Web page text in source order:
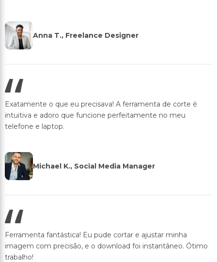
Anna T., Freelance Designer
Exatamente o que eu precisava! A ferramenta de corte é
intuitiva e adoro que funcione perfeitamente no meu
telefone e laptop.
Michael K., Social Media Manager
Ferramenta fantástica! Eu pude cortar e ajustar minha
imagem com precisão, e o download foi instantâneo. Ótimo
trabalho!